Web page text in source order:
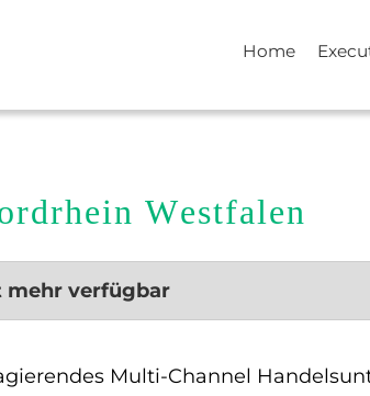
Home
Westfalen
mehr verfügbar
Multi-Channel